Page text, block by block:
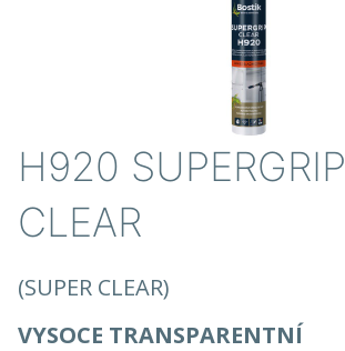
H920 SUPERGRIP
CLEAR
(SUPER CLEAR)
VYSOCE TRANSPARENTNÍ